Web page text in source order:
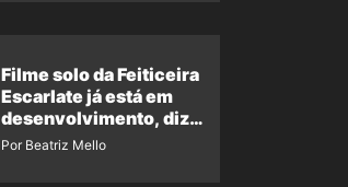
Filme solo da Feiticeira
Escarlate já está em
desenvolvimento, diz
insider
Por Beatriz Mello